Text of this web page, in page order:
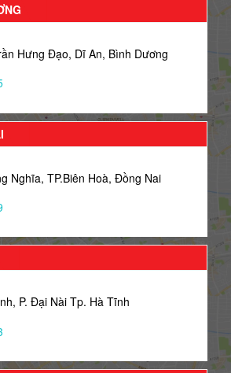
Hưng Đạo, Dĩ An, Bình Dương
Nghĩa, TP.Biên Hoà, Đồng Nai
P. Đại Nài Tp. Hà Tĩnh